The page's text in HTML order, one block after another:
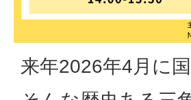
来年2026年4月に